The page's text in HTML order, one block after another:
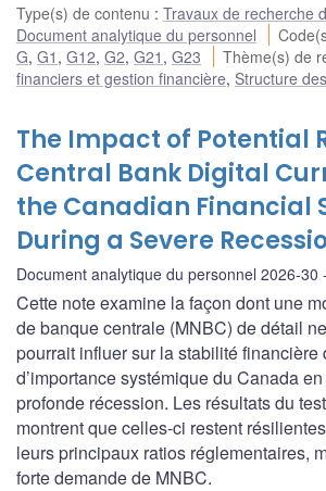
Type(s) de contenu : Travaux de recherche
Document analytique du personnel
G, G1 , G12, G2, G21 , G23 Thème(s) de
financiers et gestion financière, Structure
The Impact of Potential
Central Bank Digital
the Canadian Financial
During a Severe
Document analytique du personnel 2026-30
Cette note examine la façon dont une
de banque centrale (MNBC) de détail
pourrait influer sur la stabilité financière
d’importance systémique du Canada
profonde récession. Les résultats du
montrent que celles-ci restent
leurs principaux ratios réglementaires,
forte demande de MNBC.